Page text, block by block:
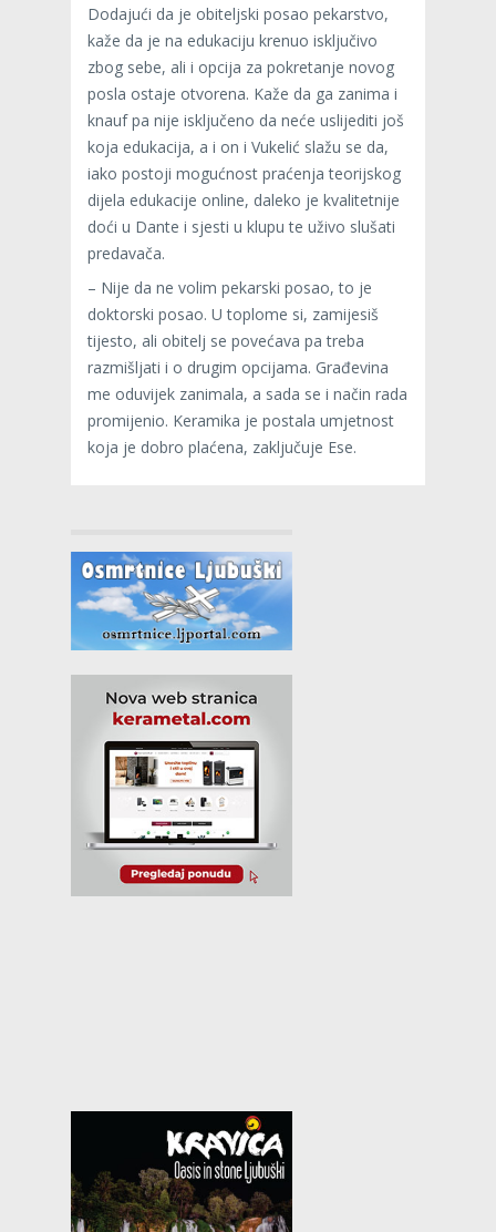
Dodajući da je obiteljski posao pekarstvo,
kaže da je na edukaciju krenuo isključivo
zbog sebe, ali i opcija za pokretanje novog
posla ostaje otvorena. Kaže da ga zanima i
knauf pa nije isključeno da neće uslijediti još
koja edukacija, a i on i Vukelić slažu se da,
iako postoji mogućnost praćenja teorijskog
dijela edukacije online, daleko je kvalitetnije
doći u Dante i sjesti u klupu te uživo slušati
predavača.
– Nije da ne volim pekarski posao, to je
doktorski posao. U toplome si, zamijesiš
tijesto, ali obitelj se povećava pa treba
razmišljati i o drugim opcijama. Građevina
me oduvijek zanimala, a sada se i način rada
promijenio. Keramika je postala umjetnost
koja je dobro plaćena, zaključuje Ese.